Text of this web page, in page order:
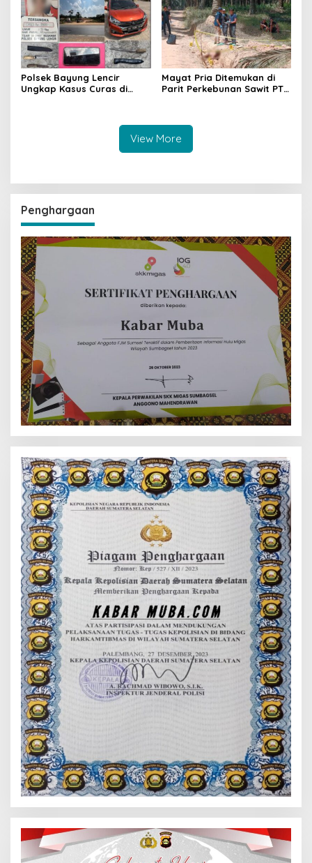
Dilakukan
Polsek Bayung Lencir
Ungkap Kasus Curas di
Mayat Pria Ditemukan di
Parit Perkebunan Sawit PT
View More
Penghargaan